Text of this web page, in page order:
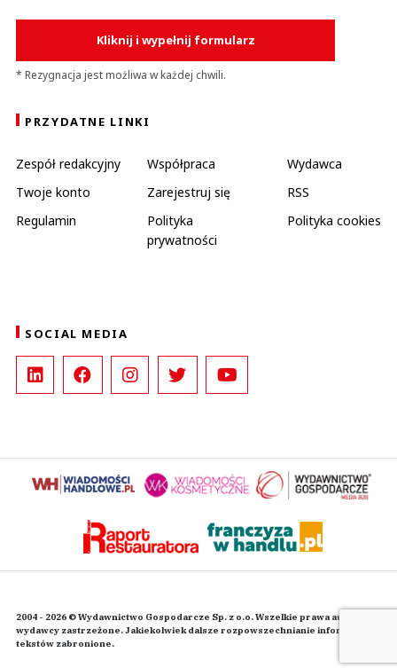
Kliknij i wypełnij formularz
* Rezygnacja jest możliwa w każdej chwili.
PRZYDATNE LINKI
Zespół redakcyjny Współpraca
Wydawca
Twoje konto
Zarejestruj się
RSS
Regulamin
Polityka
prywatności
Polityka cookies
SOCIAL MEDIA
2004 - 2026 © Wydawnictwo Gospodarcze Sp. z o.o. Wszelkie prawa autorskie
wydawcy zastrzeżone. Jakiekolwiek dalsze rozpowszechnianie informacji i
tekstów zabronione.